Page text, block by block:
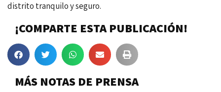
distrito tranquilo y seguro.
¡COMPARTE ESTA PUBLICACIÓN!
MÁS NOTAS DE PRENSA